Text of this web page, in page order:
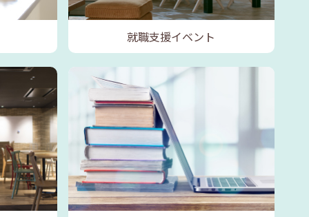
就職支援イベント